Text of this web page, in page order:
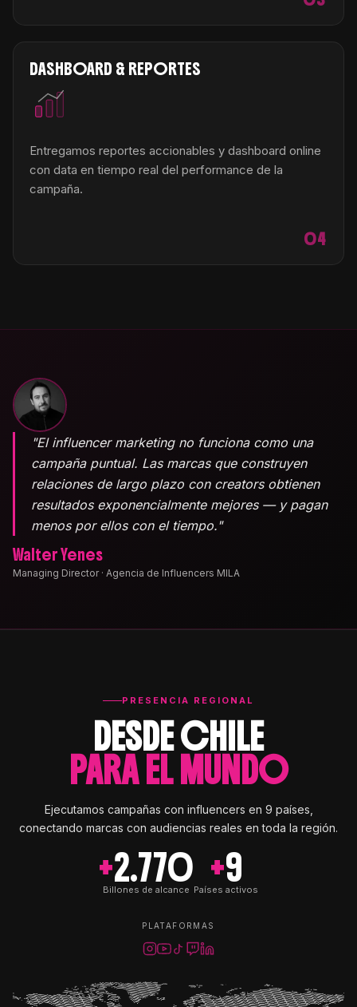
DASHBOARD & REPORTES
Entregamos reportes accionables y dashboard online
con data en tiempo real del performance de la
campaña.
04
"El influencer marketing no funciona como una
campaña puntual. Las marcas que construyen
relaciones de largo plazo con creators obtienen
resultados exponencialmente mejores — y pagan
menos por ellos con el tiempo."
Walter Yenes
Managing Director · Agencia de Influencers MILA
PRESENCIA REGIONAL
DESDE CHILE
PARA EL MUNDO
Ejecutamos campañas con influencers en 9 países,
conectando marcas con audiencias reales en toda la región.
+2.770
Billones de alcance +9
Países activos
PLATAFORMAS